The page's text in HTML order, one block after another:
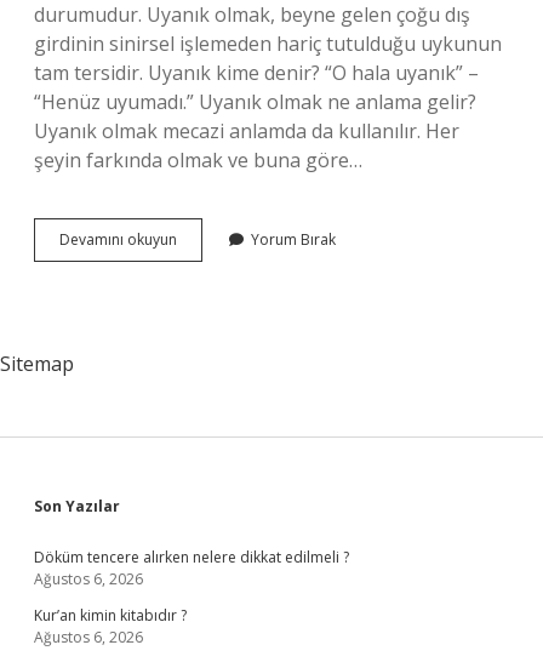
durumudur. Uyanık olmak, beyne gelen çoğu dış
girdinin sinirsel işlemeden hariç tutulduğu uykunun
tam tersidir. Uyanık kime denir? “O hala uyanık” –
“Henüz uyumadı.” Uyanık olmak ne anlama gelir?
Uyanık olmak mecazi anlamda da kullanılır. Her
şeyin farkında olmak ve buna göre…
Devamını okuyun
Uyanık
Yorum Bırak
Sitemap
Sidebar
Son Yazılar
Döküm tencere alırken nelere dikkat edilmeli ?
Ağustos 6, 2026
Kur’an kimin kitabıdır ?
Ağustos 6, 2026